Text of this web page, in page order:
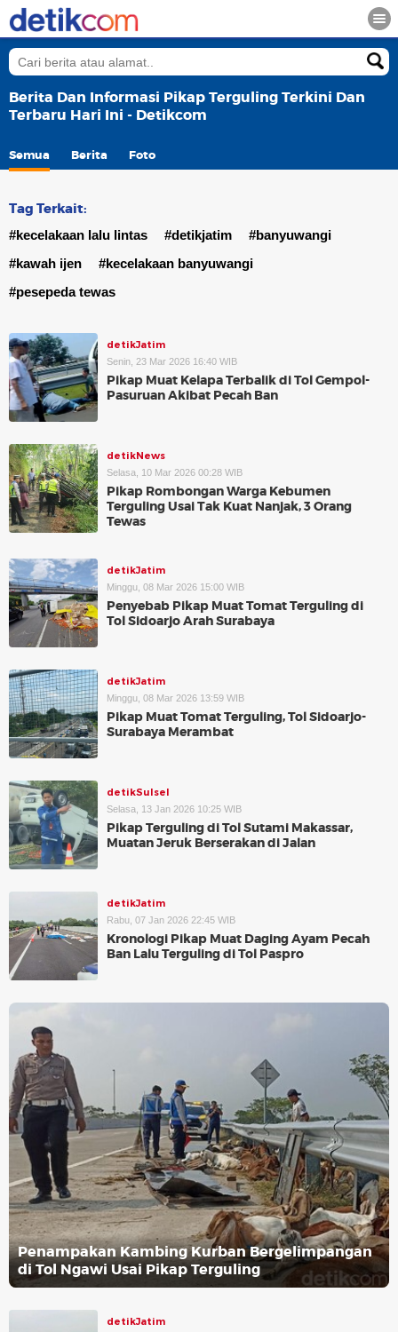
Berita Dan Informasi Pikap Terguling Terkini Dan
Terbaru Hari Ini - Detikcom
Semua Berita Foto
Tag Terkait:
#kecelakaan lalu lintas #detikjatim
#banyuwangi
#kawah ijen
#kecelakaan banyuwangi
#pesepeda tewas
detikJatim
Senin, 23 Mar 2026 16:40 WIB
Pikap Muat Kelapa Terbalik di Tol Gempol-
Pasuruan Akibat Pecah Ban
detikNews
Selasa, 10 Mar 2026 00:28 WIB
Pikap Rombongan Warga Kebumen
Terguling Usai Tak Kuat Nanjak, 3 Orang
Tewas
detikJatim
Minggu, 08 Mar 2026 15:00 WIB
Penyebab Pikap Muat Tomat Terguling di
Tol Sidoarjo Arah Surabaya
detikJatim
Minggu, 08 Mar 2026 13:59 WIB
Pikap Muat Tomat Terguling, Tol Sidoarjo-
Surabaya Merambat
detikSulsel
Selasa, 13 Jan 2026 10:25 WIB
Pikap Terguling di Tol Sutami Makassar,
Muatan Jeruk Berserakan di Jalan
detikJatim
Rabu, 07 Jan 2026 22:45 WIB
Kronologi Pikap Muat Daging Ayam Pecah
Ban Lalu Terguling di Tol Paspro
Penampakan Kambing Kurban Bergelimpangan
di Tol Ngawi Usai Pikap Terguling
detikJatim